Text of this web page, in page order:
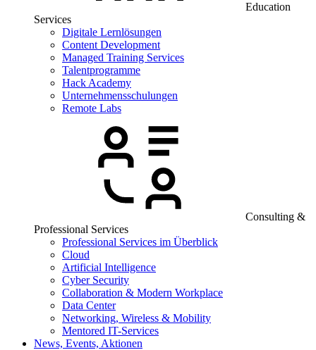
Education
Services
Digitale Lernlösungen
Content Development
Managed Training Services
Talentprogramme
Hack Academy
Unternehmensschulungen
Remote Labs
Consulting &
Professional Services
Professional Services im Überblick
Cloud
Artificial Intelligence
Cyber Security
Collaboration & Modern Workplace
Data Center
Networking, Wireless & Mobility
Mentored IT-Services
News, Events, Aktionen